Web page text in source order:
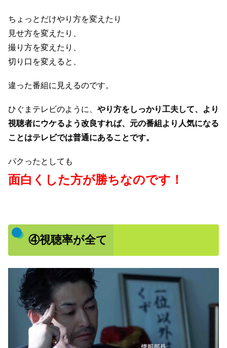
ちょっとだけやり方を変えたり
見せ方を変えたり、
撮り方を変えたり、
切り口を変えると、
違った番組に見えるのです。
ひぐまテレビのように、 やり方をしっかり工夫して、
より
視聴者にウケるよう改良すれば、 元の番組より人気になる
ことはテレビでは普通にあることです。
パクったとしても
面白くした方が勝ちなのです！
④視聴率が全て